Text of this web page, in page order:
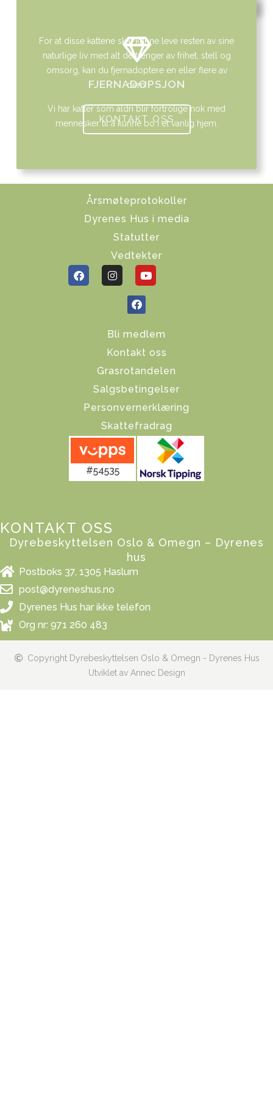
FJERNADOPSJON
Vi har katter som aldri blir fortrolige nok med
mennesker til å kunne bo i et vanlig hjem.
For at disse kattene skal kunne leve resten av sine
naturlige liv med alt de trenger av frihet, stell og
omsorg, kan du fjernadoptere en eller flere av
dem!
KONTAKT OSS
Årsmøteprotokoller
Dyrenes Hus i media
Statutter
Vedtekter
Bli medlem
Kontakt oss
Grasrotandelen
Salgsbetingelser
Personvernerklæring
Skattefradrag
#54535
KONTAKT OSS
Dyrebeskyttelsen Oslo & Omegn – Dyrenes
hus
Postboks 37, 1305 Haslum
post@dyreneshus.no
Dyrenes Hus har ikke telefon
Org nr: 971 260 483
Copyright Dyrebeskyttelsen Oslo & Omegn - Dyrenes Hus
Utviklet av Annec Design